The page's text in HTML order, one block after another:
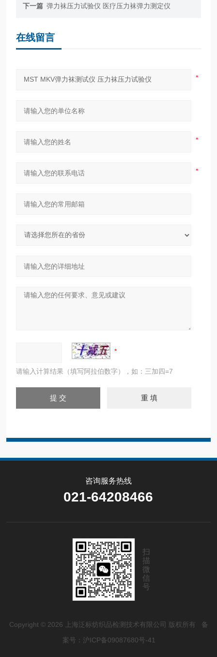
下一篇 弹力袜压力试验仪 医疗压力袜弹力测定仪
在线留言
请输入计算结果（填写阿拉伯数字），如：三加四=7
咨询服务热线
021-64208466
扫
描
微
信
号
Copyright © 2026 上海泛标纺织品检测技术有限公司 版权所有 备
案号：沪ICP备09087680号-41